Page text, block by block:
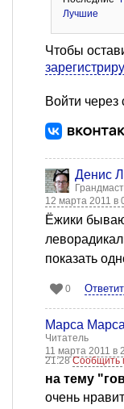
Лучшие
Чтобы
Войти через
Денис
12 марта 2011 в
Ёжики
показать
0
Марса Марса
Читатель
11 марта 2011 в
21:28Сообщить
на тему
очень